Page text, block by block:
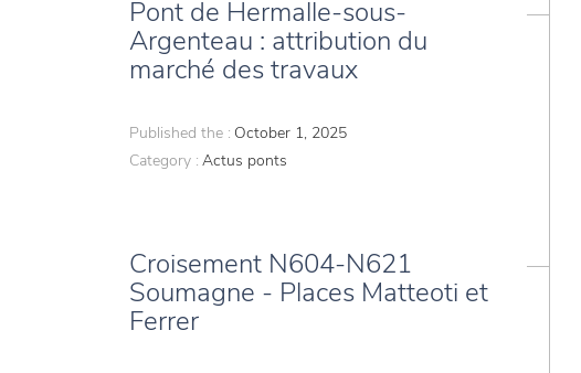
Pont de Hermalle-sous-
Argenteau : attribution du
marché des travaux
Published the : October 1, 2025
Category : Actus ponts
Croisement N604-N621
Soumagne - Places Matteoti et
Ferrer